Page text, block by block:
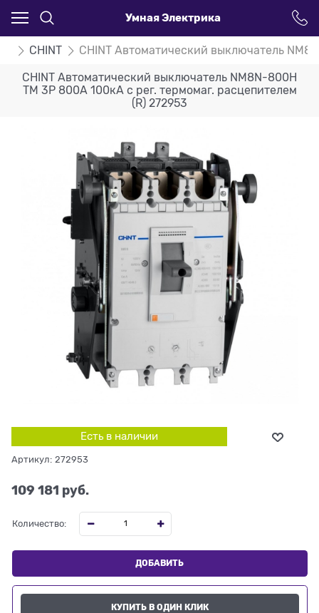
Умная Электрика
CHINT CHINT Автоматический выключатель
CHINT Автоматический выключатель NM8N-800H
TM 3P 800А 100кА с рег. термомаг. расцепителем
(R) 272953
Есть в наличии
Артикул: 272953
109 181 руб.
Количество:
ДОБАВИТЬ
КУПИТЬ В ОДИН КЛИК